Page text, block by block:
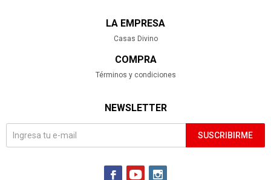
LA EMPRESA
Casas Divino
COMPRA
Términos y condiciones
NEWSLETTER
SUSCRIBIRME
  